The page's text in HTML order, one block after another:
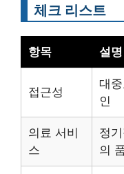
체크 리스트
항목 설명
접근성
대
인
의료 서비
스
정
의